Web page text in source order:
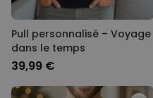
Pull personnalisé – Voyage
dans le temps
39,99 €